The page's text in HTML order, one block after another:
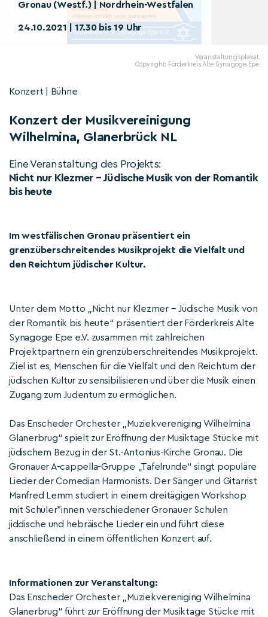
Gronau (Westf.) | Nordrhein-Westfalen
24.10.2021 | 17.30 bis 19 Uhr
Veranstaltungsplakat
Copyright: Förderkreis Alte Synagoge Epe
Konzert | Bühne
Konzert der Musikvereinigung
Wilhelmina, Glanerbrück NL
Eine Veranstaltung des Projekts:
Nicht nur Klezmer – Jüdische Musik von der Romantik
bis heute
Im westfälischen Gronau präsentiert ein
grenzüberschreitendes Musikprojekt die Vielfalt und
den Reichtum jüdischer Kultur.
Unter dem Motto „Nicht nur Klezmer – Jüdische Musik von
der Romantik bis heute“ präsentiert der Förderkreis Alte
Synagoge Epe e.V. zusammen mit zahlreichen
Projektpartnern ein grenzüberschreitendes Musikprojekt.
Ziel ist es, Menschen für die Vielfalt und den Reichtum der
jüdischen Kultur zu sensibilisieren und über die Musik einen
Zugang zum Judentum zu ermöglichen.
Das Enscheder Orchester „Muziekvereniging Wilhelmina
Glanerbrug“ spielt zur Eröffnung der Musiktage Stücke mit
jüdischem Bezug in der St.-Antonius-Kirche Gronau. Die
Gronauer A-cappella-Gruppe „Tafelrunde“ singt populäre
Lieder der Comedian Harmonists. Der Sänger und Gitarrist
Manfred Lemm studiert in einem dreitägigen Workshop
mit Schüler*innen verschiedener Gronauer Schulen
jiddische und hebräische Lieder ein und führt diese
anschließend in einem öffentlichen Konzert auf.
Informationen zur Veranstaltung:
Das Enscheder Orchester „Muziekvereniging Wilhelmina
Glanerbrug“ führt zur Eröffnung der Musiktage Stücke mit